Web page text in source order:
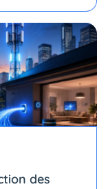
des